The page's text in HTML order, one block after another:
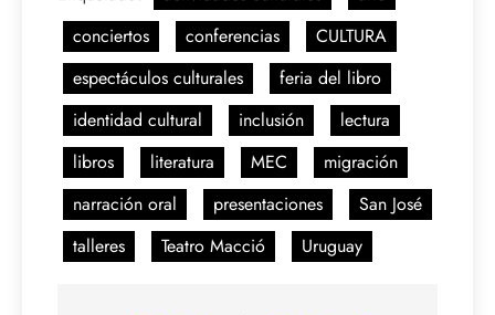
conciertos
conferencias
CULTURA
espectáculos culturales
feria del libro
identidad cultural
inclusión
lectura
libros
literatura MEC
migración
narración oral
presentaciones
San José
talleres
Teatro Macció Uruguay